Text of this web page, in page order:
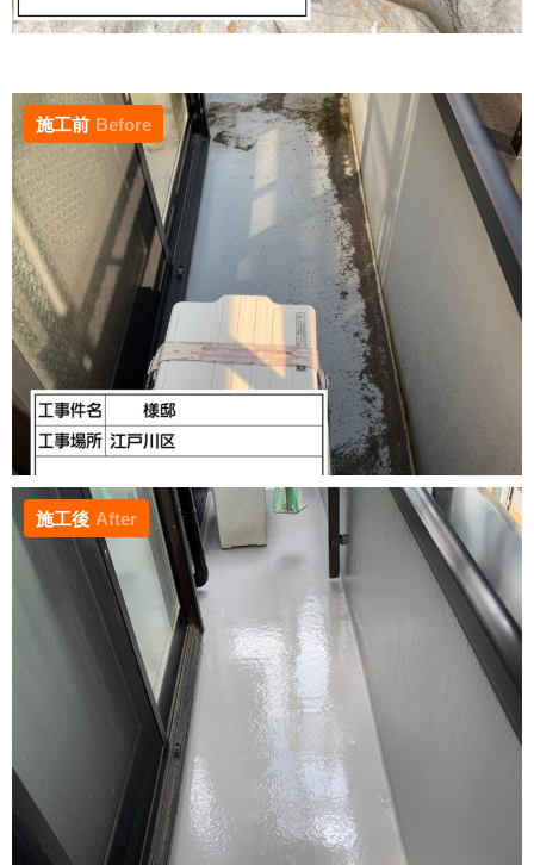
施工前 Before
施工後 After